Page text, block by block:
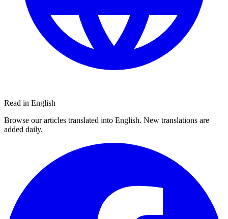
Read in English
Browse our articles translated into English. New translations are
added daily.